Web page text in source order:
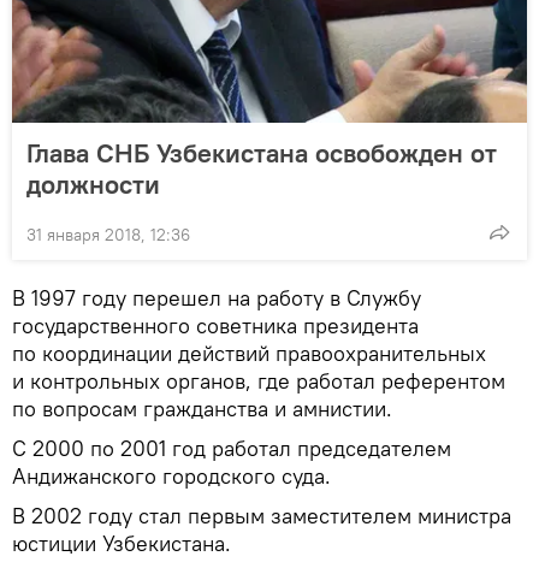
Глава СНБ Узбекистана освобожден от
должности
31 января 2018, 12:36
В 1997 году перешел на работу в Службу
государственного советника президента
по координации действий правоохранительных
и контрольных органов, где работал референтом
по вопросам гражданства и амнистии.
С 2000 по 2001 год работал председателем
Андижанского городского суда.
В 2002 году стал первым заместителем министра
юстиции Узбекистана.